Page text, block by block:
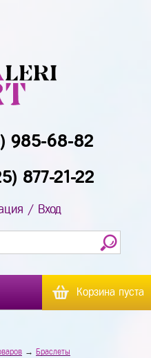
985-68-82
877-21-22
/ Вход
Корзина пуста
→ Браслеты